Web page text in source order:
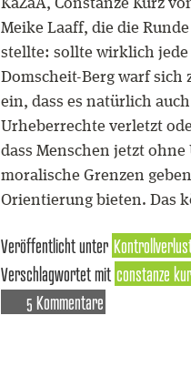
KaZaA, Constanze Kurz
Meike Laaff, die die
stellte: sollte wirklich jede
Domscheit-Berg warf sich
ein, dass es natürlich
Urheberrechte verletzt
dass Menschen jetzt
moralische Grenzen
Orientierung bieten. Das
Veröffentlicht unter
Verschlagwortet mit constanze
5 Kommentare